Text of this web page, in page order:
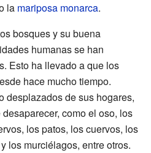
la mariposa monarca.
bosques y su buena
humanas se han
Esto ha llevado a que los
hace mucho tiempo.
desplazados de sus hogares,
como el oso, los
los patos, los cuervos, los
los murciélagos, entre otros.